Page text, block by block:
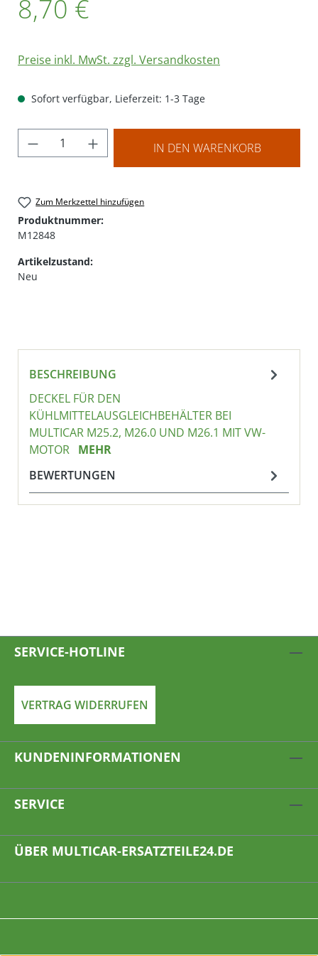
8,70 €
Preise inkl. MwSt. zzgl. Versandkosten
Sofort verfügbar, Lieferzeit: 1-3 Tage
Produkt Anzahl: Gib den gewünschten
IN DEN WARENKORB
Zum Merkzettel hinzufügen
Produktnummer:
M12848
Artikelzustand:
Neu
BESCHREIBUNG
DECKEL FÜR DEN
KÜHLMITTELAUSGLEICHBEHÄLTER BEI
MULTICAR M25.2, M26.0 UND M26.1 MIT VW-
MOTOR MEHR
BEWERTUNGEN
SERVICE-HOTLINE
VERTRAG WIDERRUFEN
KUNDENINFORMATIONEN
SERVICE
ÜBER MULTICAR-ERSATZTEILE24.DE